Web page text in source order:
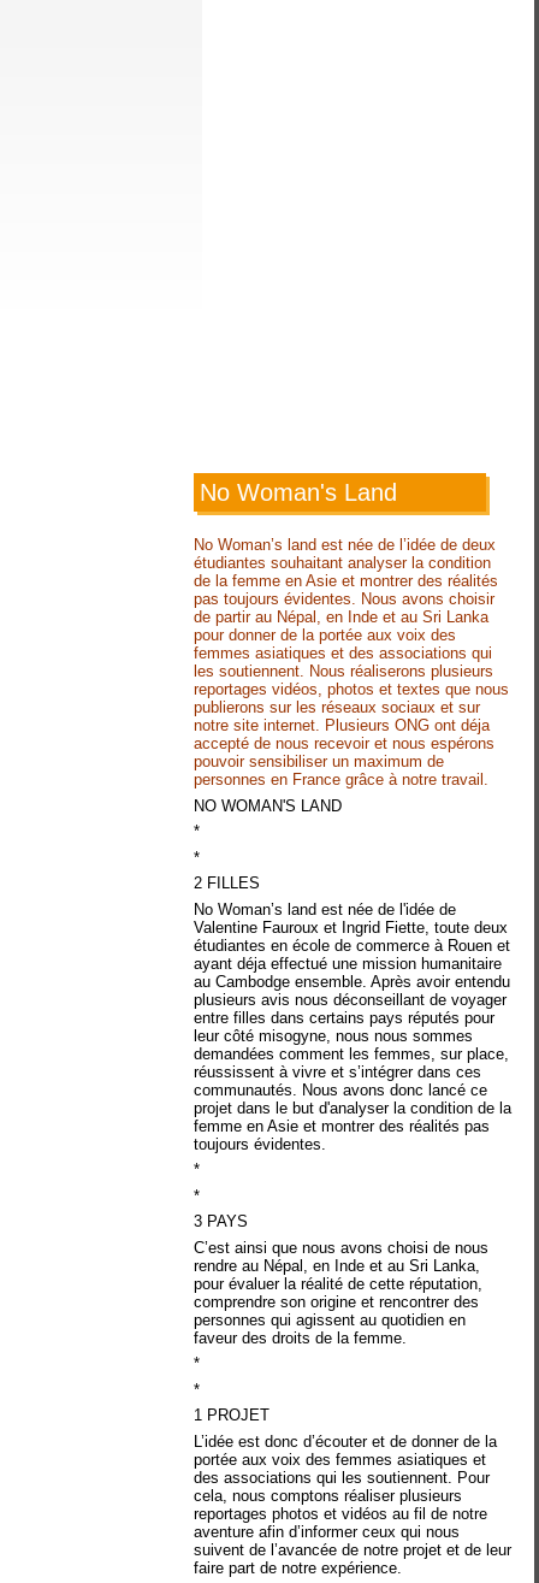
No Woman's Land
No Woman’s land est née de l’idée de deux
étudiantes souhaitant analyser la condition
de la femme en Asie et montrer des réalités
pas toujours évidentes. Nous avons choisir
de partir au Népal, en Inde et au Sri Lanka
pour donner de la portée aux voix des
femmes asiatiques et des associations qui
les soutiennent. Nous réaliserons plusieurs
reportages vidéos, photos et textes que nous
publierons sur les réseaux sociaux et sur
notre site internet. Plusieurs ONG ont déja
accepté de nous recevoir et nous espérons
pouvoir sensibiliser un maximum de
personnes en France grâce à notre travail.
NO WOMAN'S LAND
*
*
2 FILLES
No Woman’s land est née de l'idée de
Valentine Fauroux et Ingrid Fiette, toute deux
étudiantes en école de commerce à Rouen et
ayant déja effectué une mission humanitaire
au Cambodge ensemble. Après avoir entendu
plusieurs avis nous déconseillant de voyager
entre filles dans certains pays réputés pour
leur côté misogyne, nous nous sommes
demandées comment les femmes, sur place,
réussissent à vivre et s’intégrer dans ces
communautés. Nous avons donc lancé ce
projet dans le but d'analyser la condition de la
femme en Asie et montrer des réalités pas
toujours évidentes.
*
*
3 PAYS
C’est ainsi que nous avons choisi de nous
rendre au Népal, en Inde et au Sri Lanka,
pour évaluer la réalité de cette réputation,
comprendre son origine et rencontrer des
personnes qui agissent au quotidien en
faveur des droits de la femme.
*
*
1 PROJET
L’idée est donc d’écouter et de donner de la
portée aux voix des femmes asiatiques et
des associations qui les soutiennent. Pour
cela, nous comptons réaliser plusieurs
reportages photos et vidéos au fil de notre
aventure afin d’informer ceux qui nous
suivent de l’avancée de notre projet et de leur
faire part de notre expérience.